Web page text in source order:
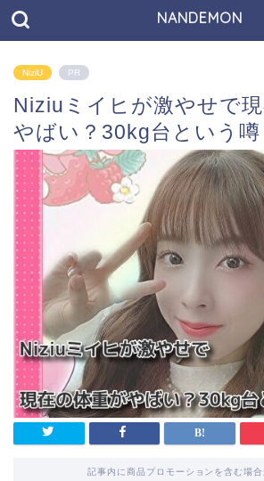
NANDEMON
NiziU PR
Niziuミイヒが激やせで
やばい？30kg台という噂
記事内に商品プロモーションを含む場